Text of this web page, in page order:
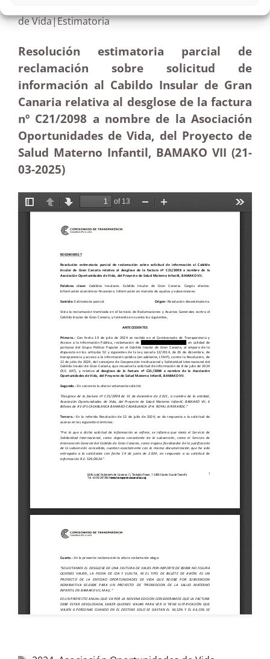
de Vida|Estimatoria
Resolución estimatoria parcial de
reclamación sobre solicitud de
información al Cabildo Insular de Gran
Canaria relativa al desglose de la factura
nº C21/2098 a nombre de la Asociación
Oportunidades de Vida, del Proyecto de
Salud Materno Infantil, BAMAKO VII (21-
03-2025)